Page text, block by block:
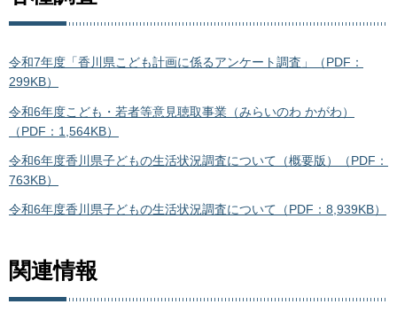
令和7年度「香川県こども計画に係るアンケート調査」（PDF：
299KB）
令和6年度こども・若者等意見聴取事業（みらいのわ かがわ）
（PDF：1,564KB）
令和6年度香川県子どもの生活状況調査について（概要版）（PDF：
763KB）
令和6年度香川県子どもの生活状況調査について（PDF：8,939KB）
関連情報